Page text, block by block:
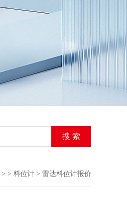
> > 料位计 > 雷达料位计报价